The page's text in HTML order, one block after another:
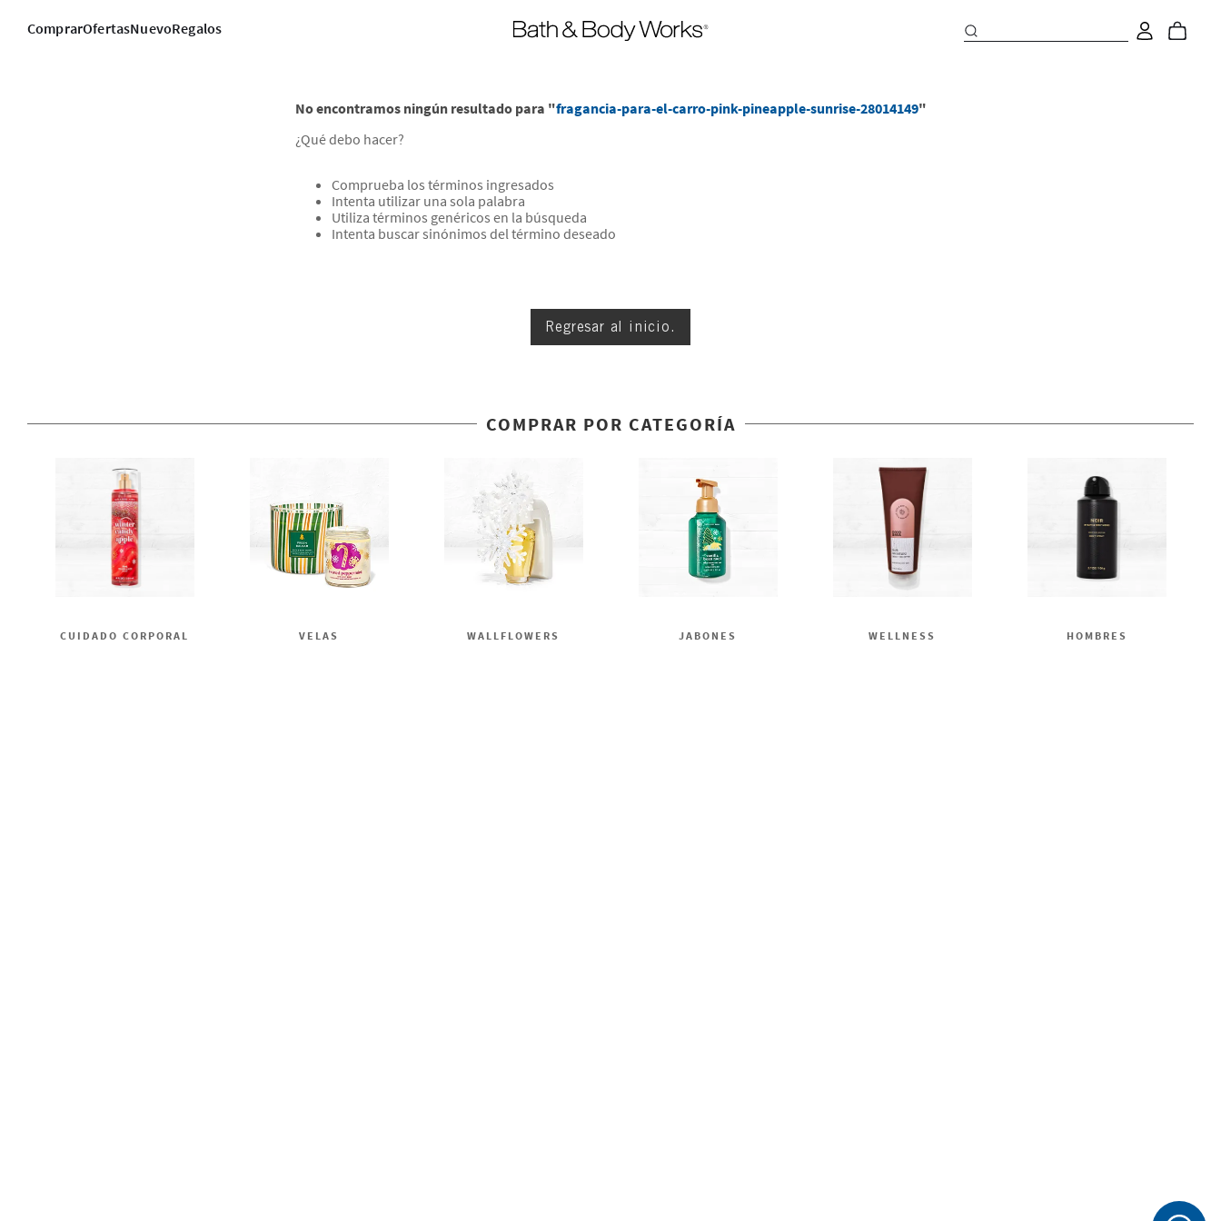
ComprarOfertasNuevoRegalos
No encontramos ningún resultado para "fragancia-para-el-carro-pink-pineapple-sunrise-28014149"
¿Qué debo hacer?
Comprueba los términos ingresados
Intenta utilizar una sola palabra
Utiliza términos genéricos en la búsqueda
Intenta buscar sinónimos del término deseado
Regresar al inicio.
COMPRAR POR CATEGORÍA
CUIDADO CORPORAL VELAS WALLFLOWERS JABONES WELLNESS HOMBRES